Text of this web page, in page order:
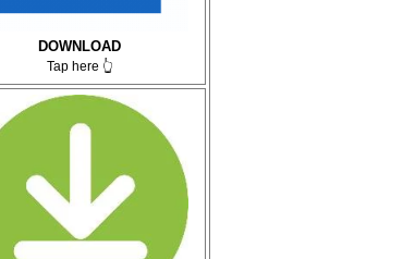
DOWNLOAD
Tap here 👆